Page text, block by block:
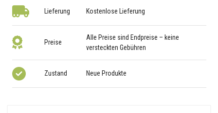
Lieferung Kostenlose Lieferung
Preise
Alle Preise sind Endpreise – keine
versteckten Gebühren
Zustand Neue Produkte